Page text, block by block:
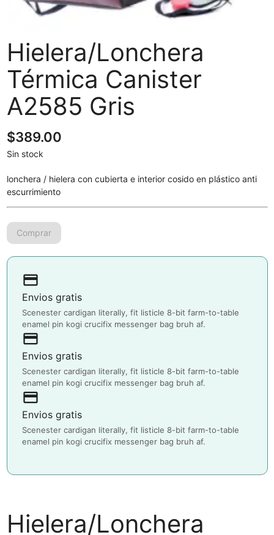
Hielera/Lonchera
Térmica Canister
A2585 Gris
$389.00
Sin stock
lonchera / hielera con cubierta e interior cosido en plástico anti
escurrimiento
payment
Envios gratis
Scenester cardigan literally, fit listicle 8-bit farm-to-table
enamel pin kogi crucifix messenger bag bruh af.
payment
Envios gratis
Scenester cardigan literally, fit listicle 8-bit farm-to-table
enamel pin kogi crucifix messenger bag bruh af.
payment
Envios gratis
Scenester cardigan literally, fit listicle 8-bit farm-to-table
enamel pin kogi crucifix messenger bag bruh af.
Hielera/Lonchera